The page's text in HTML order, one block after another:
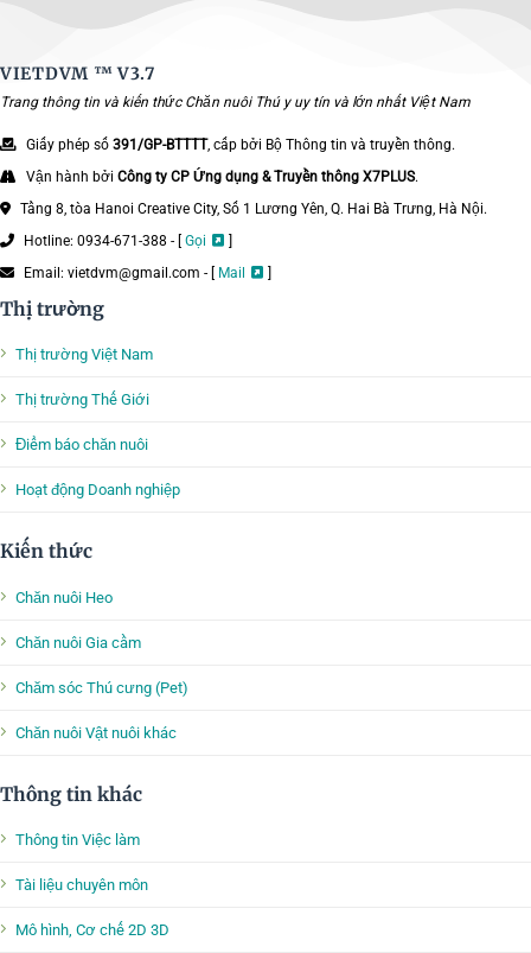
VIETDVM ™V3.7
Trang thông tin và kiến thức Chăn nuôi Thú y uy tín và lớn nhất Việt Nam
Giấy phép số 391/GP-BTTTT, cấp bởi Bộ Thông tin và truyền thông.
Vận hành bởi Công ty CP Ứng dụng & Truyền thông X7PLUS.
Tầng 8, tòa Hanoi Creative City, Số 1 Lương Yên, Q. Hai Bà Trưng, Hà Nội.
Hotline: 0934-671-388 - [ Gọi
Email: vietdvm@gmail.com - [
Mail
Thị trường
Thị trường Việt Nam
Thị trường Thế Giới
Điểm báo chăn nuôi
Hoạt động Doanh nghiệp
Kiến thức
Chăn nuôi Heo
Chăn nuôi Gia cầm
Chăm sóc Thú cưng (Pet)
Chăn nuôi Vật nuôi khác
Thông tin khác
Thông tin Việc làm
Tài liệu chuyên môn
Mô hình, Cơ chế 2D 3D